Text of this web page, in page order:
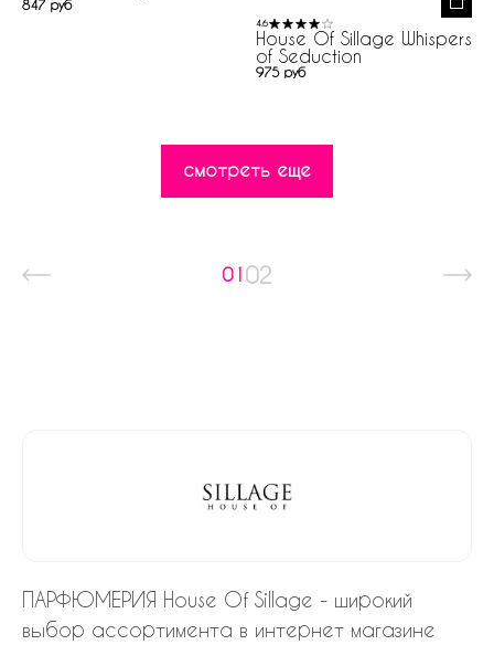
847 руб
4.6
House Of Sillage Whispers
of Seduction
975 руб
смотреть еще
01 02
ПАРФЮМЕРИЯ House Of Sillage - широкий
выбор ассортимента в интернет магазине